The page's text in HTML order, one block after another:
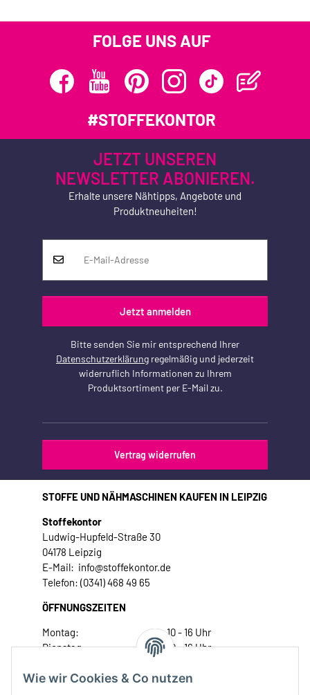
Wie wir Cookies & Co nutzen
FOLGE UNS AUF
#STOFFEKONTOR
JETZT UNSEREN
NEWSLETTER ABONIEREN.
Erhalte unsere Nähtipps, Angebote und
Produktneuheiten!
Jetzt anmelden
Bitte senden Sie mir entsprechend Ihrer
Datenschutzerklärung regelmäßig und jederzeit
widerruflich Informationen zu Ihrem
Produktsortiment per E-Mail zu.
Vertrag widerrufen
STOFFE UND NÄHMASCHINEN KAUFEN IN LEIPZIG
Stoffekontor
Ludwig-Hupfeld-Straße 30
04178 Leipzig
E-Mail: info@stoffekontor.de
Telefon: (0341) 468 49 65
ÖFFNUNGSZEITEN
Montag:
10 - 16 Uhr
Dienstag:
10 - 16 Uhr
Donnerstag:
10 - 18 Uhr